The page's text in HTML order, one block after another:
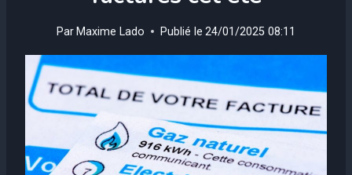
Par Maxime Lado Publié le 24/01/2025 08:11